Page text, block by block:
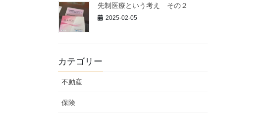
先制医療という考え その２
2025-02-05
カテゴリー
不動産
保険